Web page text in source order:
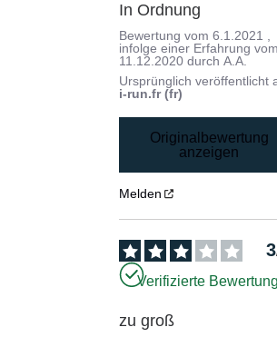
In Ordnung
Bewertung vom6.1.2021
infolge einer Erfahrung
11.12.2020 durchA.A.
Ursprünglich veröffentlicht
i-run.fr (fr)
Originalbewertung
anzeigen
Melden
3
Verifizierte
zu groß